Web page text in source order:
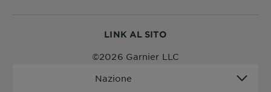
LINK AL SITO
Nazione
©2026 Garnier LLC